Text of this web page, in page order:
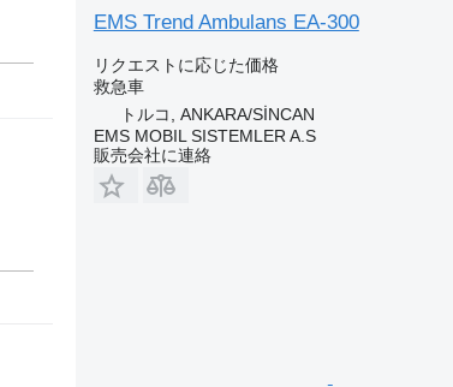
EMS Trend Ambulans EA-300
リクエストに応じた価格
救急車
トルコ, ANKARA/SİNCAN
EMS MOBIL SISTEMLER A.S
販売会社に連絡